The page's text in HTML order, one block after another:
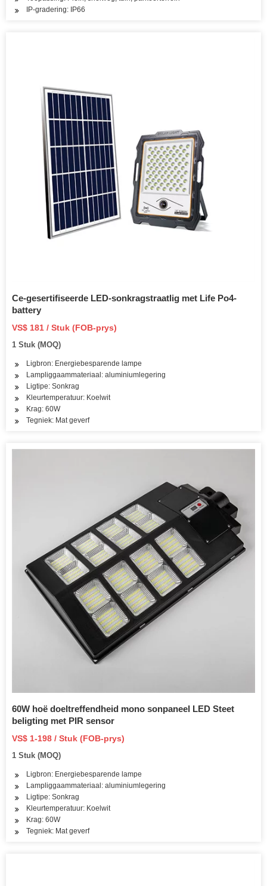
IP-gradering: IP66
Ce-gesertifiseerde LED-sonkragstraatlig met Life Po4-
battery
VS$ 181 / Stuk (FOB-prys)
1 Stuk (MOQ)
Ligbron: Energiebesparende lampe
Lampliggaammateriaal: aluminiumlegering
Ligtipe: Sonkrag
Kleurtemperatuur: Koelwit
Krag: 60W
Tegniek: Mat geverf
60W hoë doeltreffendheid mono sonpaneel LED Steet
beligting met PIR sensor
VS$ 1-198 / Stuk (FOB-prys)
1 Stuk (MOQ)
Ligbron: Energiebesparende lampe
Lampliggaammateriaal: aluminiumlegering
Ligtipe: Sonkrag
Kleurtemperatuur: Koelwit
Krag: 60W
Tegniek: Mat geverf